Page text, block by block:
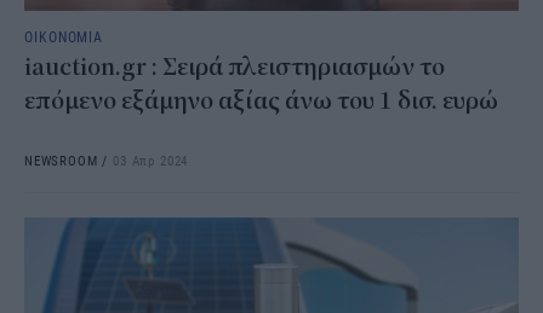
ΟΙΚΟΝΟΜΙΑ
iauction.gr : Σειρά πλειστηριασμών το
επόμενο εξάμηνο αξίας άνω του 1 δισ. ευρώ
NEWSROOM / 03 Απρ 2024